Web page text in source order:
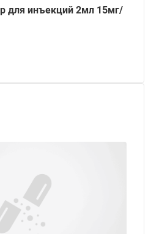
для инъекций 2мл 15мг/